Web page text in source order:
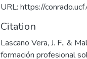
URL: https://
Citation
Lascano Vera, J. F., &
formación profesional